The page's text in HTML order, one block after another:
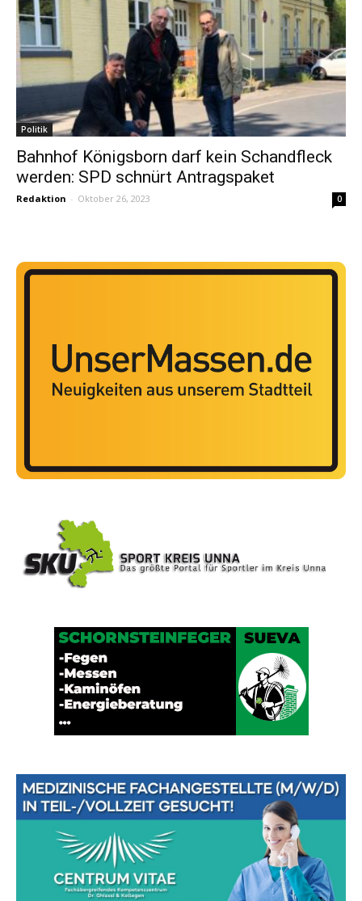
Politik
Bahnhof Königsborn darf kein Schandfleck
werden: SPD schnürt Antragspaket
Redaktion - Oktober 26, 2023 0